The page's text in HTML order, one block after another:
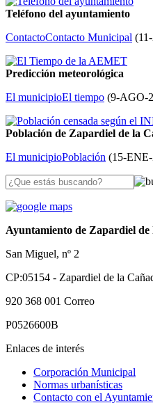
Teléfono del ayuntamiento
ContactoContacto Municipal (
Predicción meteorológica
El municipioEl tiempo (9-AGO-
Población de Zapardiel de la
El municipioPoblación (15-
Ayuntamiento de Zapardiel de
San Miguel, nº 2
CP:05154 - Zapardiel de la
920 368 001 Correo
P0526600B
Enlaces de interés
Corporación Municipal
Normas urbanísticas
Contacto con el